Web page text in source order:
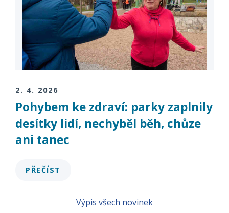
2. 4. 2026
Pohybem ke zdraví: parky zaplnily
desítky lidí, nechyběl běh, chůze
ani tanec
PŘEČÍST
Výpis všech novinek